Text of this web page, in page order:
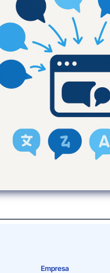
Empresa